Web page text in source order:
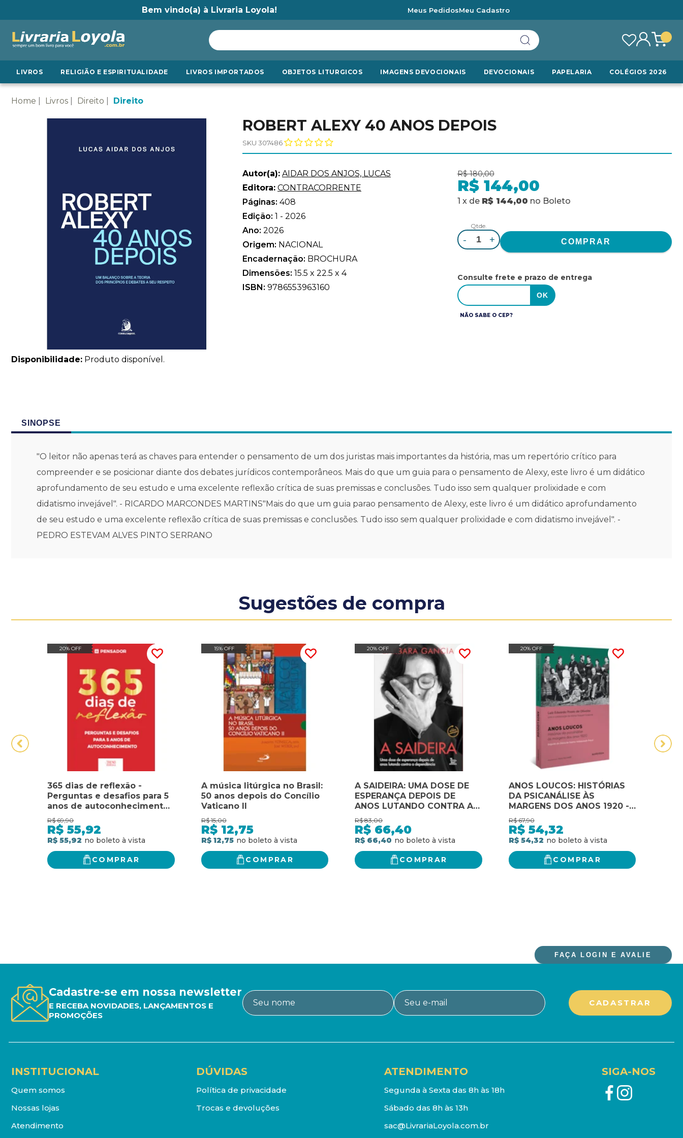
Bem vindo(a) à Livraria Loyola! Meus PedidosMeu Cadastro
LIVROS RELIGIÃO E ESPIRITUALIDADE LIVROS IMPORTADOS OBJETOS LITURGICOS IMAGENS DEVOCIONAIS DEVOCIONAIS PAPELARIA COLÉGIOS 2026
Home Livros Direito Direito
Disponibilidade: Produto disponível.
ROBERT ALEXY 40 ANOS DEPOIS
SKU 307486
Autor(a): AIDAR DOS ANJOS, LUCAS
Editora: CONTRACORRENTE
Páginas: 408
Edição: 1 - 2026
Ano: 2026
Origem: NACIONAL
Encadernação: BROCHURA
Dimensões: 15.5 x 22.5 x 4
ISBN: 9786553963160
R$ 180,00
R$ 144,00
1 x de R$ 144,00 no Boleto
Qtde.
- +
Consulte frete e prazo de entrega
NÃO SABE O CEP?
SINOPSE
"O leitor não apenas terá as chaves para entender o pensamento de um dos juristas mais importantes da história, mas um repertório crítico para
compreender e se posicionar diante dos debates jurídicos contemporâneos. Mais do que um guia para o pensamento de Alexy, este livro é um didático
aprofundamento de seu estudo e uma excelente reflexão crítica de suas premissas e conclusões. Tudo isso sem qualquer prolixidade e com
didatismo invejável". - RICARDO MARCONDES MARTINS"Mais do que um guia parao pensamento de Alexy, este livro é um didático aprofundamento
de seu estudo e uma excelente reflexão crítica de suas premissas e conclusões. Tudo isso sem qualquer prolixidade e com didatismo invejável". -
PEDRO ESTEVAM ALVES PINTO SERRANO
Sugestões de compra
20% OFF
365 dias de reflexão -
Perguntas e desafios para 5
anos de autoconhecimento:
Perguntas e desafios para 5
anos de autoconhecimento
R$ 69,90
R$ 55,92
R$ 55,92
COMPRAR
15% OFF
A música litúrgica no Brasil:
50 anos depois do Concílio
Vaticano II
R$ 15,00
R$ 12,75
R$ 12,75
COMPRAR
20% OFF
A SAIDEIRA: UMA DOSE DE
ESPERANÇA DEPOIS DE
ANOS LUTANDO CONTRA A
DEPENDÊNCIA
R$ 83,00
R$ 66,40
R$ 66,40
COMPRAR
20% OFF
ANOS LOUCOS: HISTÓRIAS
DA PSICANÁLISE ÀS
MARGENS DOS ANOS 1920 -
SEGUIDO DO DIÁRIO DE
SOPHIE HALBERSTADT-
FREUD
R$ 67,90
R$ 54,32
R$ 54,32
COMPRAR
FAÇA LOGIN E AVALIE
Cadastre-se em nossa newsletter
E RECEBA NOVIDADES, LANÇAMENTOS E
PROMOÇÕES
INSTITUCIONAL
Quem somos
Nossas lojas
Atendimento
DÚVIDAS
Política de privacidade
Trocas e devoluções
ATENDIMENTO
Segunda à Sexta das 8h às 18h
Sábado das 8h às 13h
sac@LivrariaLoyola.com.br
SIGA-NOS